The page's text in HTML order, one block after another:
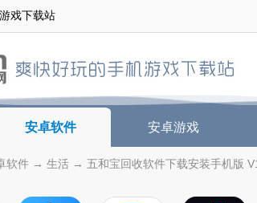
戏下载站
安卓软件 安卓游戏
软件 → 生活 → 五和宝回收软件下载安装手机版